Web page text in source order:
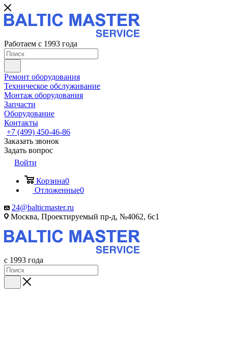
Работаем с 1993 года
Ремонт оборудования
Техническое обслуживание
Монтаж оборудования
Запчасти
Оборудование
Контакты
+7 (499) 450-46-86
Заказать звонок
Задать вопрос
Войти
Корзина0
Отложенные0
24@balticmaster.ru
Москва, Проектируемый пр-д, №4062, 6с1
с 1993 года